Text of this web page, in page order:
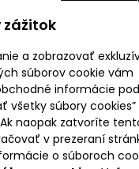
Strihu
9,99 €
Farba:
zážitok
a zobrazovať
súborov cookie vám
informácie
všetky súbory cookies”
naopak zatvoríte
v prezeraní
o súboroch